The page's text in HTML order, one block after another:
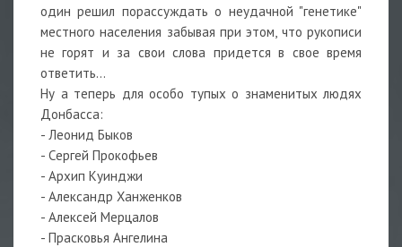
один решил порассуждать о неудачной "генетике"
местного населения забывая при этом, что рукописи
не горят и за свои слова придется в свое время
ответить...
Ну а теперь для особо тупых о знаменитых людях
Донбасса:
- Леонид Быков
- Сергей Прокофьев
- Архип Куинджи
- Александр Ханженков
- Алексей Мерцалов
- Прасковья Ангелина